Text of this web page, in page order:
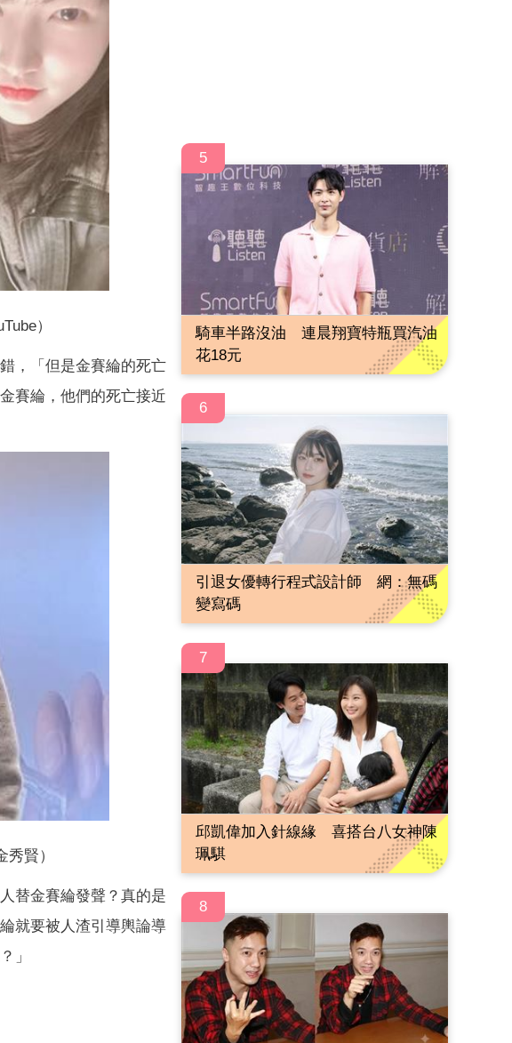
）
，「但是金賽綸的死亡
賽綸，他們的死亡接近
賢）
替金賽綸發聲？真的是
就要被人渣引導輿論導
」
5
騎車半路沒油 連晨翔寶特瓶買汽油
花18元
6
引退女優轉行程式設計師 網：無碼
變寫碼
7
邱凱偉加入針線緣 喜搭台八女神陳
珮騏
8